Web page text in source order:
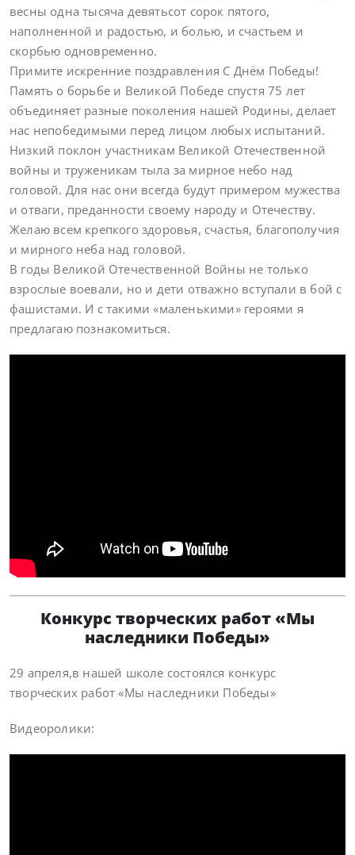
весны одна тысяча девятьсот сорок пятого,
наполненной и радостью, и болью, и счастьем и
скорбью одновременно.
Примите искренние поздравления С Днём Победы!
Память о борьбе и Великой Победе спустя 75 лет
объединяет разные поколения нашей Родины, делает
нас непобедимыми перед лицом любых испытаний.
Низкий поклон участникам Великой Отечественной
войны и труженикам тыла за мирное небо над
головой. Для нас они всегда будут примером мужества
и отваги, преданности своему народу и Отечеству.
Желаю всем крепкого здоровья, счастья, благополучия
и мирного неба над головой.
В годы Великой Отечественной Войны не только
взрослые воевали, но и дети отважно вступали в бой с
фашистами. И с такими «маленькими» героями я
предлагаю познакомиться.
Конкурс творческих работ «Мы
наследники Победы»
29 апреля,в нашей школе состоялся конкурс
творческих работ «Мы наследники Победы»
Видеоролики: